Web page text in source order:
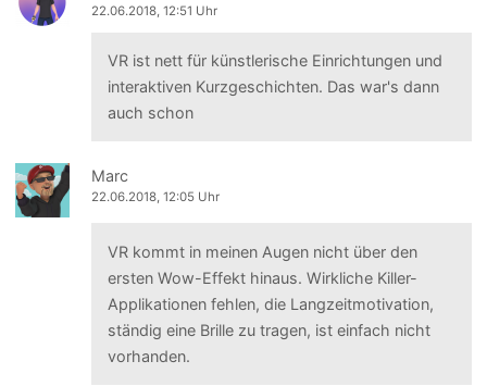
22.06.2018, 12:51 Uhr
VR ist nett für künstlerische Einrichtungen und
interaktiven Kurzgeschichten. Das war's dann
auch schon
Marc
22.06.2018, 12:05 Uhr
VR kommt in meinen Augen nicht über den
ersten Wow-Effekt hinaus. Wirkliche Killer-
Applikationen fehlen, die Langzeitmotivation,
ständig eine Brille zu tragen, ist einfach nicht
vorhanden.